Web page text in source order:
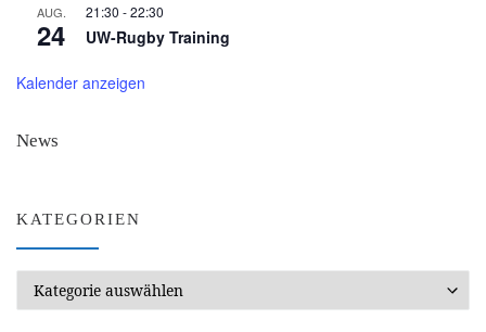
AUG.
24
21:30 -22:30
UW-Rugby Training
Kalender anzeigen
News
KATEGORIEN